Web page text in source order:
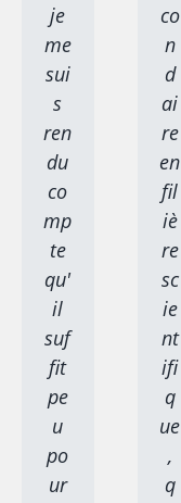
je
me
sui
s
ren
du
co
mp
te
qu'
il
suf
fit
pe
u
po
ur
co
n
d
ai
re
en
fil
iè
re
sc
ie
nt
ifi
q
ue
,
q